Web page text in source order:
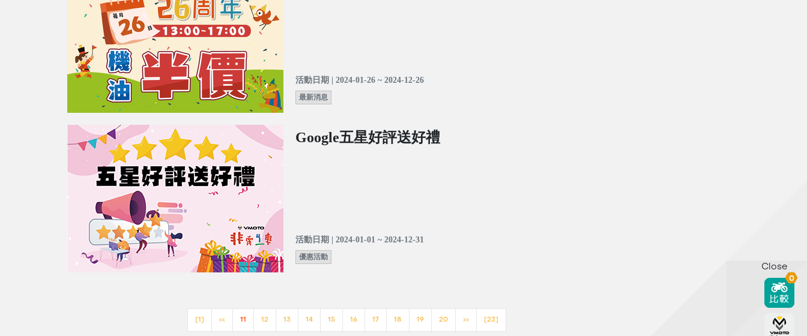
活動日期 | 2024-01-26 ~ 2024-12-26
最新消息
Google五星好評送好禮
活動日期 | 2024-01-01 ~ 2024-12-31
優惠活動
[1] << 11 12 13 14 15 16 17 18 19 20 >> [23]
Close
0